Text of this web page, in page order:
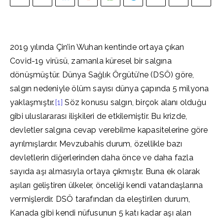
2019 yılında Çin’in Wuhan kentinde ortaya çıkan
Covid-19 virüsü, zamanla küresel bir salgına
dönüşmüştür. Dünya Sağlık Örgütü’ne (DSÖ) göre,
salgın nedeniyle ölüm sayısı dünya çapında 5 milyona
yaklaşmıştır.[1] Söz konusu salgın, birçok alanı olduğu
gibi uluslararası ilişkileri de etkilemiştir. Bu krizde,
devletler salgına cevap verebilme kapasitelerine göre
ayrılmışlardır. Mevzubahis durum, özellikle bazı
devletlerin diğerlerinden daha önce ve daha fazla
sayıda aşı almasıyla ortaya çıkmıştır. Buna ek olarak
aşıları geliştiren ülkeler, önceliği kendi vatandaşlarına
vermişlerdir. DSÖ tarafından da eleştirilen durum,
Kanada gibi kendi nüfusunun 5 katı kadar aşı alan